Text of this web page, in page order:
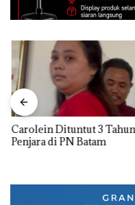
Carolein Dituntut 3 Tahun
Penjara di PN Batam